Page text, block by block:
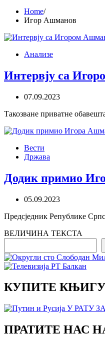
Home
Игор Ашманов
Анализе
Интервју са
07.09.2023
Такозване приватне
Вести
Држава
Додик примио
05.09.2023
Предсједник Републике
ВЕЛИЧИНА ТЕКСТА
КУПИТЕ
ПРАТИТЕ НАС